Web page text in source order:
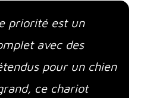
priorité est un
avec des
pour un chien
ce chariot